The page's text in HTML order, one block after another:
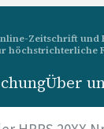
Zeitschrift und
höchstrichterliche
Über